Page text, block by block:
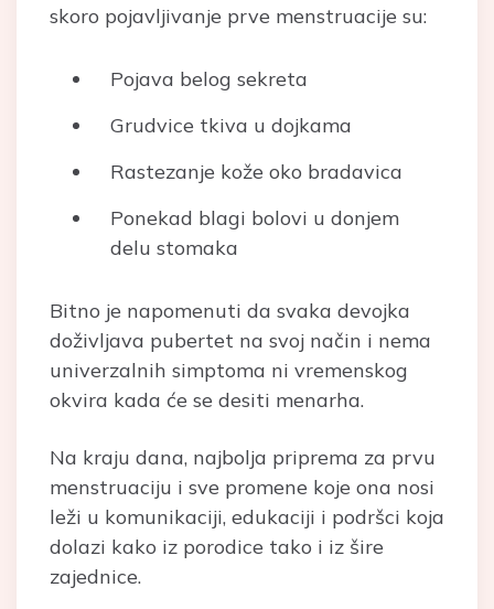
skoro pojavljivanje prve menstruacije su:
Pojava belog sekreta
Grudvice tkiva u dojkama
Rastezanje kože oko bradavica
Ponekad blagi bolovi u donjem
delu stomaka
Bitno je napomenuti da svaka devojka
doživljava pubertet na svoj način i nema
univerzalnih simptoma ni vremenskog
okvira kada će se desiti menarha.
Na kraju dana, najbolja priprema za prvu
menstruaciju i sve promene koje ona nosi
leži u komunikaciji, edukaciji i podršci koja
dolazi kako iz porodice tako i iz šire
zajednice.